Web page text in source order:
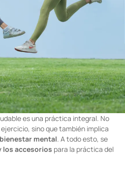
es una práctica integral. No
sino que también implica
mental. A todo esto, se
los accesorios para la práctica del